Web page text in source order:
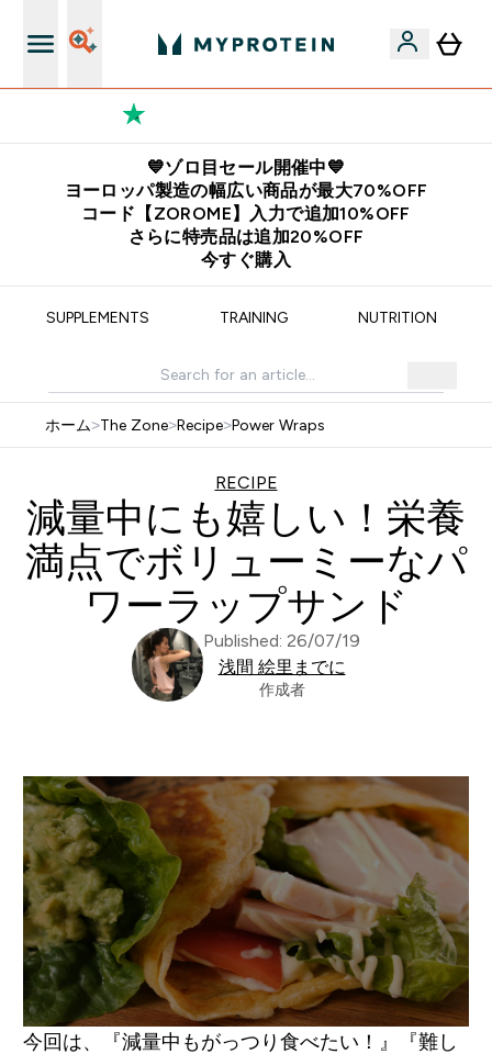
💙ゾロ目セール開催中💙
ヨーロッパ製造の幅広い商品が最大70%OFF
コード【ZOROME】入力で追加10%OFF
さらに特売品は追加20%OFF
今すぐ購入
SUPPLEMENTS TRAINING NUTRITION
ホーム>The Zone>Recipe>Power Wraps
RECIPE
減量中にも嬉しい！栄養
満点でボリューミーなパ
ワーラップサンド
Published: 26/07/19
浅間 絵里までに
作成者
今回は、『減量中もがっつり食べたい！』『難し